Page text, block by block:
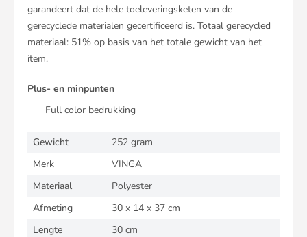
garandeert dat de hele toeleveringsketen van de
gerecyclede materialen gecertificeerd is. Totaal gerecycled
materiaal: 51% op basis van het totale gewicht van het
item.
Plus- en minpunten
Full color bedrukking
Gewicht
252 gram
Merk
VINGA
Materiaal
Polyester
Afmeting
30 x 14 x 37 cm
Lengte
30 cm